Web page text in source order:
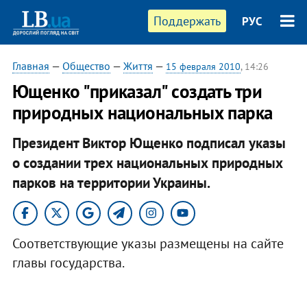
Поддержать РУС
Главная — Общество — Життя — 15 февраля 2010, 14:26
Ющенко "приказал" создать три
природных национальных парка
Президент Виктор Ющенко подписал указы
о создании трех национальных природных
парков на территории Украины.
Соответствующие указы размещены на сайте
главы государства.